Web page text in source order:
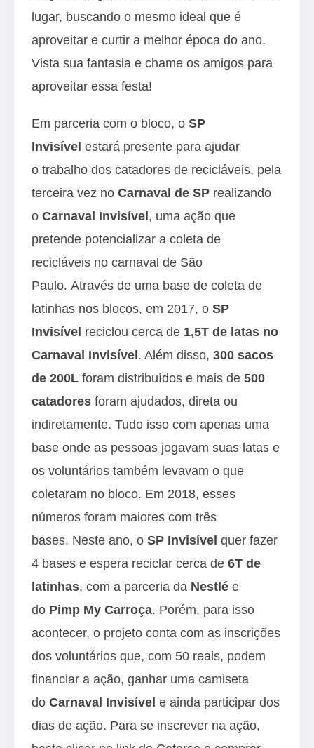
lugar, buscando o mesmo ideal que é
aproveitar e curtir a melhor época do ano.
Vista sua fantasia e chame os amigos para
aproveitar essa festa!
Em parceria com o bloco, o SP
Invisível estará presente para ajudar
o trabalho dos catadores de recicláveis, pela
terceira vez no Carnaval de SP realizando
o Carnaval Invisível, uma ação que
pretende potencializar a coleta de
recicláveis no carnaval de São
Paulo. Através de uma base de coleta de
latinhas nos blocos, em 2017, o SP
Invisível reciclou cerca de 1,5T de latas no
Carnaval Invisível. Além disso, 300 sacos
de 200L foram distribuídos e mais de 500
catadores foram ajudados, direta ou
indiretamente. Tudo isso com apenas uma
base onde as pessoas jogavam suas latas e
os voluntários também levavam o que
coletaram no bloco. Em 2018, esses
números foram maiores com três
bases. Neste ano, o SP Invisível quer fazer
4 bases e espera reciclar cerca de 6T de
latinhas, com a parceria da Nestlé e
do Pimp My Carroça. Porém, para isso
acontecer, o projeto conta com as inscrições
dos voluntários que, com 50 reais, podem
financiar a ação, ganhar uma camiseta
do Carnaval Invisível e ainda participar dos
dias de ação. Para se inscrever na ação,